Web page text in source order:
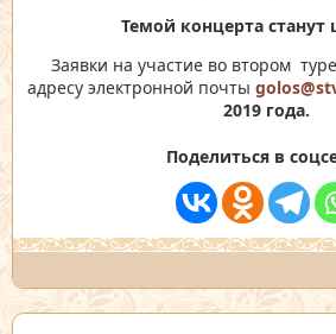
Темой концерта станут
Заявки на участие во втором
адресу электронной почты golos@
2019 года.
Поделиться в